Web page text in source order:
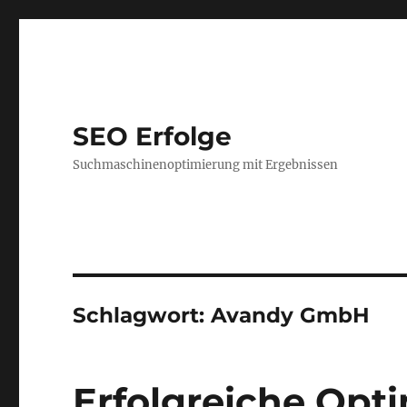
SEO Erfolge
Suchmaschinenoptimierung mit Ergebnissen
Schlagwort:Avandy GmbH